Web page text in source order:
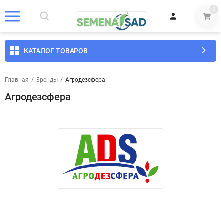
0
КАТАЛОГ ТОВАРОВ
Главная / Бренды / Агродезсфера
Агродезсфера